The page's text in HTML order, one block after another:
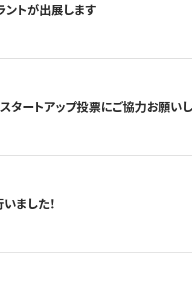
ントが出展します
ートアップ投票にご協力お願い
ました！